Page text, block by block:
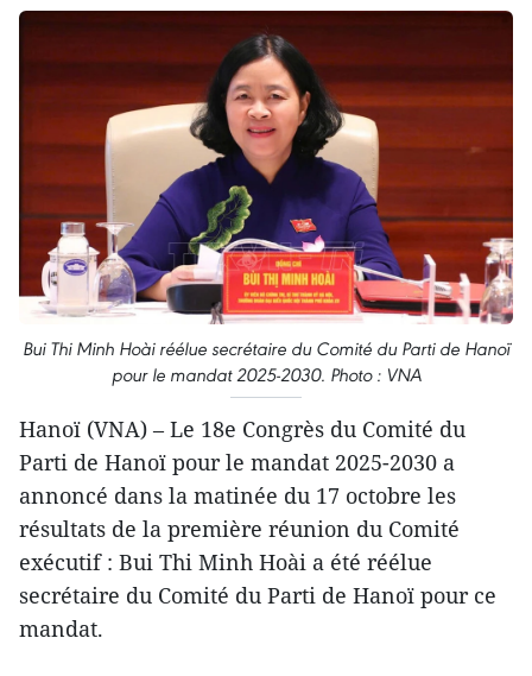
Bui Thi Minh Hoài réélue secrétaire du Comité du Parti de Hanoï
pour le mandat 2025-2030. Photo : VNA
Hanoï (VNA) – Le 18e Congrès du Comité du
Parti de Hanoï pour le mandat 2025-2030 a
annoncé dans la matinée du 17 octobre les
résultats de la première réunion du Comité
exécutif : Bui Thi Minh Hoài a été réélue
secrétaire du Comité du Parti de Hanoï pour ce
mandat.